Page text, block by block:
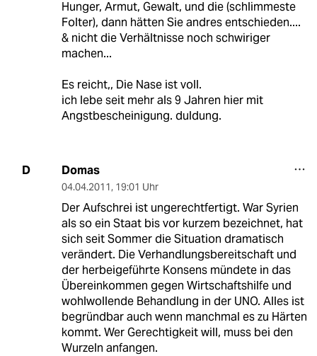
Hunger, Armut, Gewalt, und die (schlimmeste
Folter), dann hätten Sie andres entschieden....
& nicht die Verhältnisse noch schwiriger
machen...
Es reicht,, Die Nase ist voll.
ich lebe seit mehr als 9 Jahren hier mit
Angstbescheinigung. duldung.
D Domas
04.04.2011, 19:01 Uhr
Der Aufschrei ist ungerechtfertigt. War Syrien
als so ein Staat bis vor kurzem bezeichnet, hat
sich seit Sommer die Situation dramatisch
verändert. Die Verhandlungsbereitschaft und
der herbeigeführte Konsens mündete in das
Übereinkommen gegen Wirtschaftshilfe und
wohlwollende Behandlung in der UNO. Alles ist
begründbar auch wenn manchmal es zu Härten
kommt. Wer Gerechtigkeit will, muss bei den
Wurzeln anfangen.